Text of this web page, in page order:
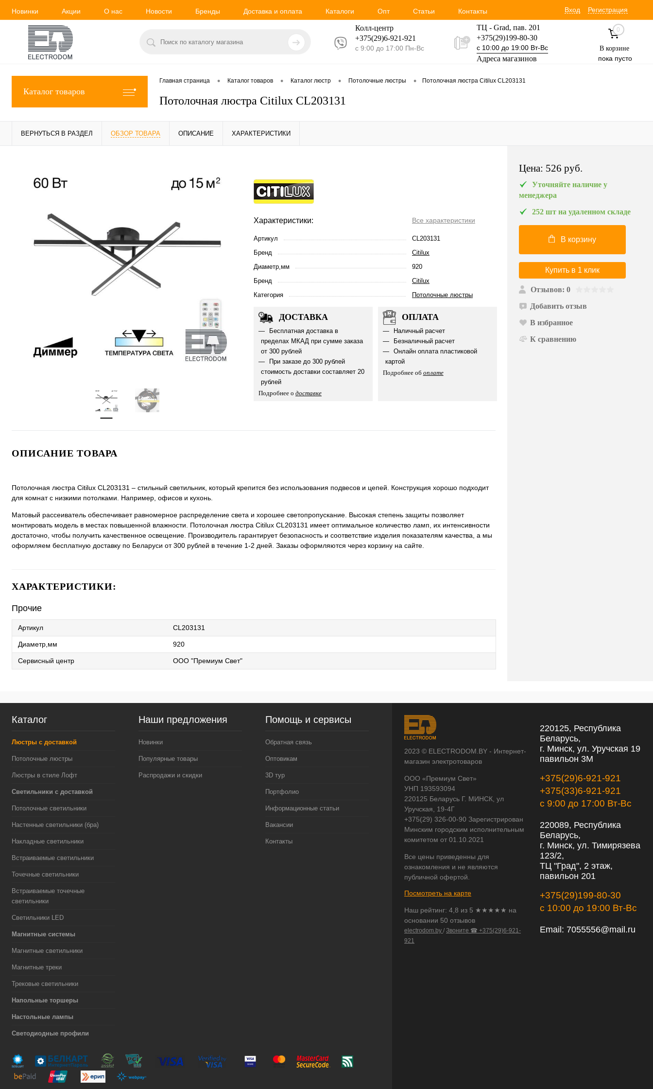
Новинки Акции О нас Новости Бренды Доставка и оплата Каталоги Опт Статьи Контакты Вход Регистрация
Колл-центр
+375(29)6-921-921
с 9:00 до 17:00 Пн-Вс
ТЦ - Grad, пав. 201
+375(29)199-80-30
с 10:00 до 19:00 Вт-Вс
Адреса магазинов
+375(29)354-30-60
0
В корзине
пока пусто
Каталог товаров
Главная страница • Каталог товаров • Каталог люстр • Потолочные люстры • Потолочная люстра Citilux CL203131
Потолочная люстра Citilux CL203131
ВЕРНУТЬСЯ В РАЗДЕЛ ОБЗОР ТОВАРА ОПИСАНИЕ ХАРАКТЕРИСТИКИ
Характеристики: Все характеристики
Артикул
CL203131
Бренд
Citilux
Диаметр,мм
920
Бренд
Citilux
Категория
Потолочные люстры
ДОСТАВКА
Бесплатная доставка в
пределах МКАД при сумме заказа
от 300 рублей
При заказе до 300 рублей
стоимость доставки составляет 20
рублей
Подробнее о доставке
ОПЛАТА
Наличный расчет
Безналичный расчет
Онлайн оплата пластиковой
картой
Подробнее об оплате
ОПИСАНИЕ ТОВАРА
Потолочная люстра Citilux CL203131 – стильный светильник, который крепится без использования подвесов и цепей. Конструкция хорошо подходит
для комнат с низкими потолками. Например, офисов и кухонь.
Матовый рассеиватель обеспечивает равномерное распределение света и хорошее светопропускание. Высокая степень защиты позволяет
монтировать модель в местах повышенной влажности. Потолочная люстра Citilux CL203131 имеет оптимальное количество ламп, их интенсивности
достаточно, чтобы получить качественное освещение. Производитель гарантирует безопасность и соответствие изделия показателям качества, а мы
оформляем бесплатную доставку по Беларуси от 300 рублей в течение 1-2 дней. Заказы оформляются через корзину на сайте.
ХАРАКТЕРИСТИКИ:
Прочие
Артикул CL203131
Диаметр,мм 920
Сервисный центр ООО "Премиум Свет"
Цена: 526 pуб.
Уточняйте наличие у
менеджера
252 шт на удаленном складе
В корзину
Купить в 1 клик
Отзывов: 0
Добавить отзыв
В избранное
К сравнению
Каталог
Люстры с доставкой
Потолочные люстры
Люстры в стиле Лофт
Светильники с доставкой
Потолочные светильники
Настенные светильники (бра)
Накладные светильники
Встраиваемые светильники
Точечные светильники
Встраиваемые точечные
светильники
Светильники LED
Магнитные системы
Магнитные светильники
Магнитные треки
Трековые светильники
Напольные торшеры
Настольные лампы
Светодиодные профили
Наши предложения
Новинки
Популярные товары
Распродажи и скидки
Помощь и сервисы
Обратная связь
Оптовикам
3D тур
Портфолио
Информационные статьи
Вакансии
Контакты
2023 © ELECTRODOM.BY - Интернет-
магазин электротоваров
ООО «Премиум Свет»
УНП 193593094
220125 Беларусь Г. МИНСК, ул
Уручская, 19-4Г
+375(29) 326-00-90 Зарегистрирован
Минским городским исполнительным
комитетом от 01.10.2021
Все цены приведенны для
ознакомления и не являются
публичной офертой.
Посмотреть на карте
Наш рейтинг: 4,8 из 5 ★★★★★ на
основании 50 отзывов
electrodom.by / Звоните ☎ +375(29)6-921-
921
220125, Республика
Беларусь,
г. Минск, ул. Уручская 19
павильон 3М
+375(29)6-921-921
+375(33)6-921-921
с 9:00 до 17:00 Вт-Вс
220089, Республика
Беларусь,
г. Минск, ул. Тимирязева
123/2,
ТЦ "Град", 2 этаж,
павильон 201
+375(29)199-80-30
с 10:00 до 19:00 Вт-Вс
Email: 7055556@mail.ru